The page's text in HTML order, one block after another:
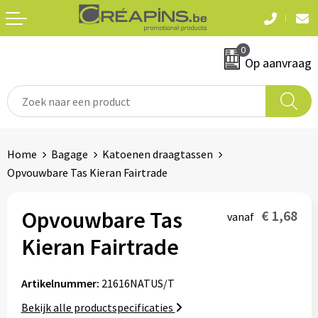
0
Op aanvraag
T-shirts
Sweaters en hoodies
Jassen
Automerken
Eten & drinken
Snoepgoed
Waterflesjes
Home Bagage
Katoenen draagtassen
Opvouwbare Tas Kieran Fairtrade
Opvouwbare Tas
Kieran Fairtrade
vanaf € 1,68
Artikelnummer: 21616NATUS/T
Bekijk alle productspecificaties